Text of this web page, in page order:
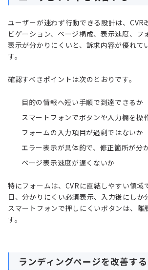
ユーザーが迷わず行動できる設計は、CVR
ビゲーション、ページ構成、表示速度、フ
表示が分かりにくいと、訴求内容が優れて
す。
確認すべきポイントは次のとおりです。
目的の情報へ短い手順で到達できるか
スマートフォンでボタンや入力欄を操
フォームの入力項目が過剰ではないか
エラー表示が具体的で、修正箇所が分
ページ表示速度が遅くないか
特にフォームは、CVRに直結しやすい領域
目、分かりにくい必須表示、入力後にしか
スマートフォンで押しにくいボタンは、離
す。
ランディングページを改善する